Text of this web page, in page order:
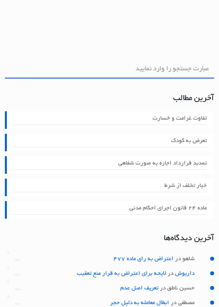
آخرین مطالب
تفاوت غرامت و خسارت
تعرض به کودک
تمدید قرارداد اجاره به صورت شفاهی
خیار تخلف از شرط
ماده ۲۴ قانون اجرای احکام مدنی
آخرین دیدگاه‌ها
شاهو در اعتراض به رای ماده 477
داریوش در لایحه برای اعتراض به قرار منع تعقیب
حسین ناطق درتعریف اصل عدم
مصطفی در ابطال معامله به دلیل حجر